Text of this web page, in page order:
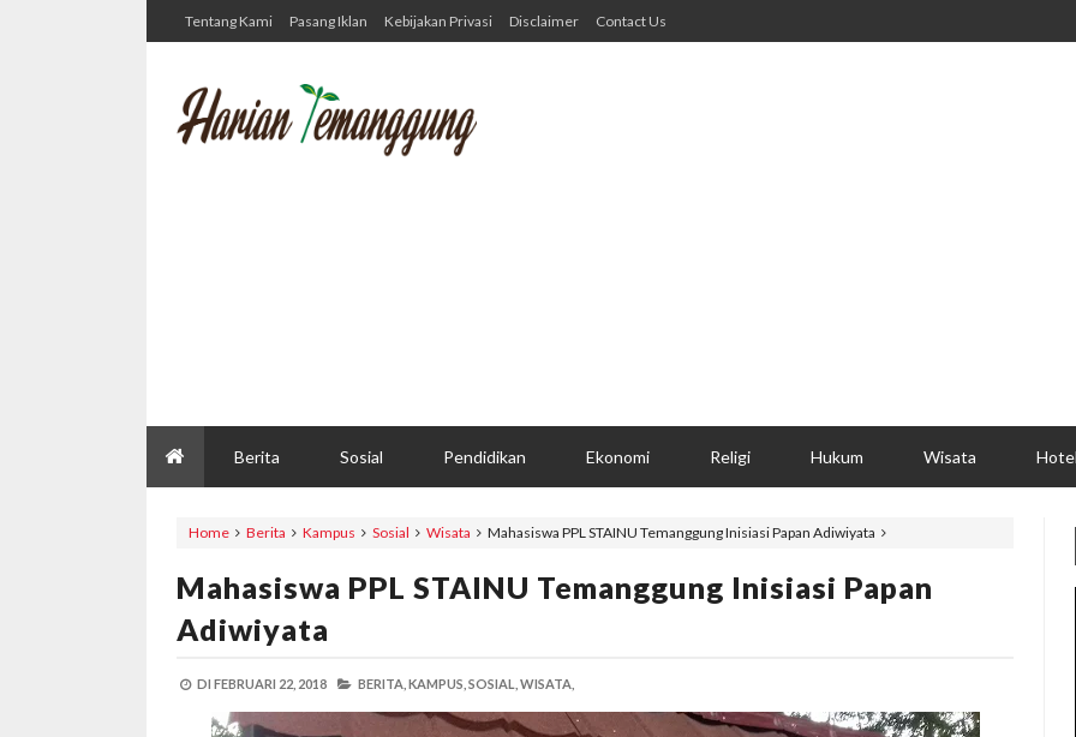
Tentang Kami Pasang Iklan Kebijakan Privasi Disclaimer Contact Us
Berita Sosial Pendidikan Ekonomi Religi Hukum Wisata Hotel
Home Berita Kampus Sosial Wisata Mahasiswa PPL STAINU Temanggung Inisiasi Papan Adiwiyata
Mahasiswa PPL STAINU Temanggung Inisiasi Papan
Adiwiyata
DI FEBRUARI 22, 2018 BERITA, KAMPUS, SOSIAL, WISATA,